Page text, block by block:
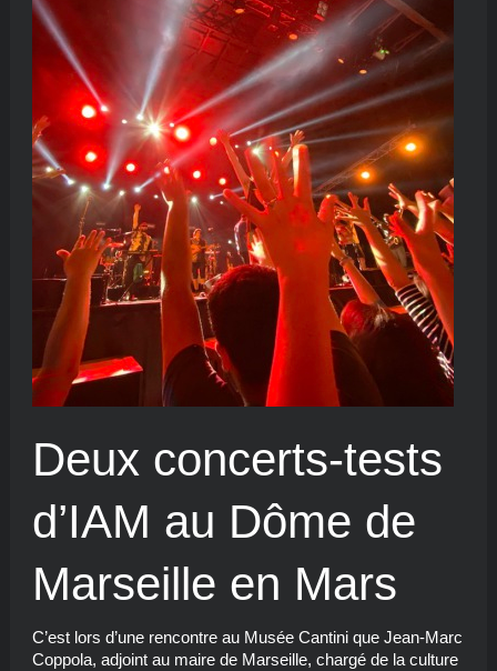
Deux concerts-tests
d’IAM au Dôme de
Marseille en Mars
C’est lors d’une rencontre au Musée Cantini que Jean-Marc
Coppola, adjoint au maire de Marseille, chargé de la culture